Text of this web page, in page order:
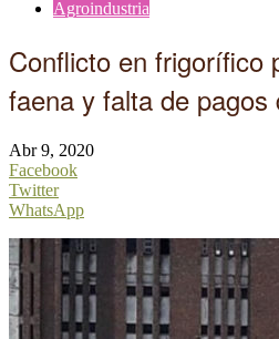
Agroindustria
Conflicto en frigorífico
faena y falta de pagos
Abr 9, 2020
Facebook
Twitter
WhatsApp